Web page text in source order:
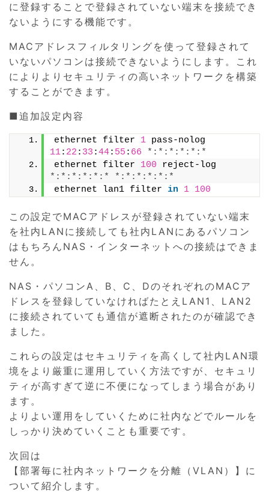
に登録することで登録されていない端末を接続でき
ないようにする機能です。
MACアドレスフィルタリングを使って登録されて
いないパソコンは接続できないようにします。これ
によりよりセキュリティの高いネットワークを構築
することができます。
■追加設定内容
ethernet filter 1
11: 22 : 33 :44: 55 : 66
*:*:*:*:*:*
ethernet filter 100
*:*:*:*:*:*
*:*:*:*:*:*
ethernet lan1 filter in 1 100
この設定でMACアドレスが登録されていない端末
を社内LANに接続しても社内LANにあるパソコン
はもちろんNAS・インターネットへの接続はできま
せん。
NAS・パソコンA、B、C、DのそれぞれのMACア
ドレスを登録していなければたとえLAN1、LAN2
に接続されていても通信が遮断されたのが確認でき
ました。
これらの設定はセキュリティを高くして社内LAN環
境をより厳重に運用していく方法ですが、セキュリ
ティが高すぎて逆に不便になってしまう場合があり
ます。
よりよい運用をしていくために社内などでルールを
しっかり決めていくことも重要です。
次回は
【部署毎に社内ネットワークを分離（VLAN）】に
ついて紹介します。